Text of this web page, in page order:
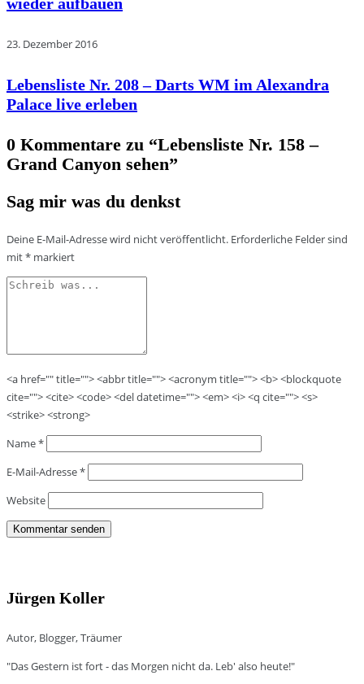
23. Dezember 2016
Lebensliste Nr. 208 – Darts WM im Alexandra
Palace live erleben
0 Kommentare zu “Lebensliste Nr. 158 –
Grand Canyon sehen”
Sag mir was du denkst
Deine E-Mail-Adresse wird nicht veröffentlicht. Erforderliche Felder sind
mit* markiert
<a href="" title=""> <abbr title=""> <acronym title=""> <b> <blockquote
cite=""> <cite> <code> <del datetime=""> <em> <i> <q cite=""> <s>
<strike> <strong>
Name*
E-Mail-Adresse*
Website
Jürgen Koller
Autor, Blogger, Träumer
"Das Gestern ist fort - das Morgen nicht da. Leb' also heute!"